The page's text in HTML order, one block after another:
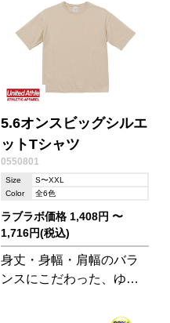
5.6オンスビッグシルエ
ットTシャツ
0550801
Size
S〜XXL
Color
全6色
ラブラボ価格 1,408円 〜
1,716円(税込)
身丈・身幅・肩幅のバラ
ンスにこだわった、ゆっ
ポイントのビッグシルエ